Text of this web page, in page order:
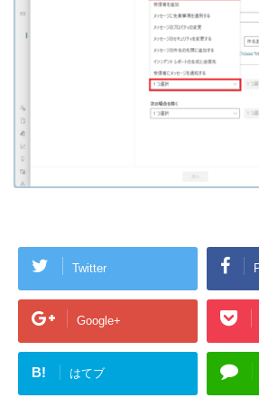
Twitter
Google+
B! はてブ